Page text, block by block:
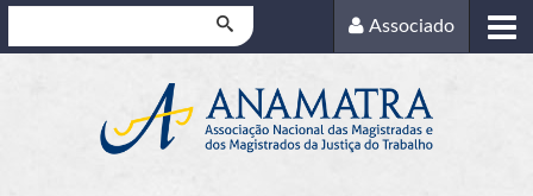
Associado